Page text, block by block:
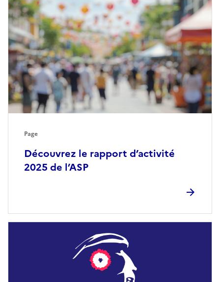
Découvrez le rapport d’activité
2025 de l’ASP
Page